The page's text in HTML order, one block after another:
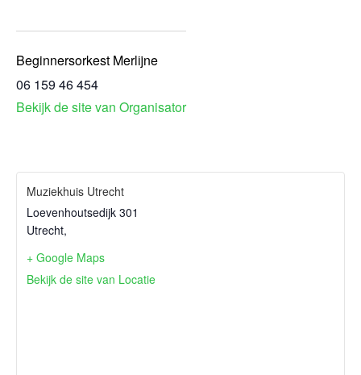
Beginnersorkest Merlijne
06 159 46 454
Bekijk de site van Organisator
Muziekhuis Utrecht
Loevenhoutsedijk 301
Utrecht,
+ Google Maps
Bekijk de site van Locatie